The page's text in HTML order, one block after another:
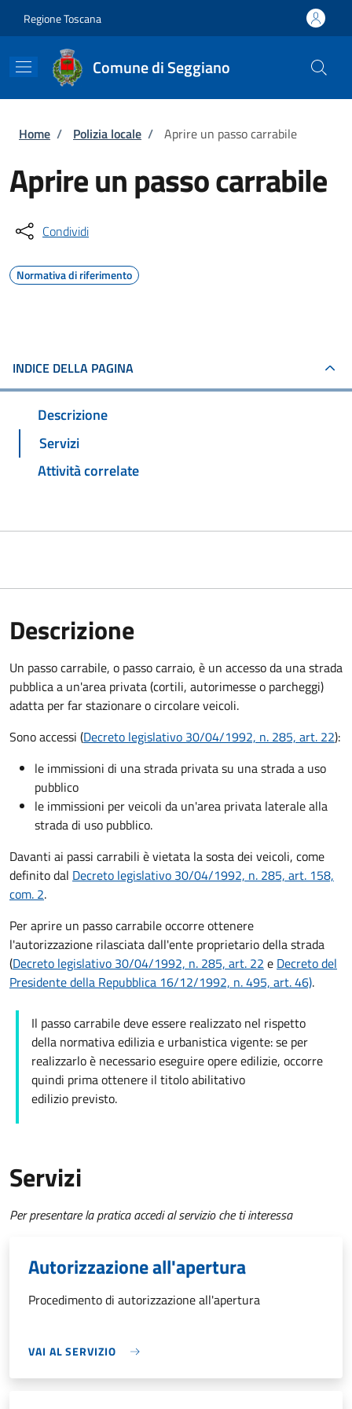
Regione Toscana
Comune di Seggiano
Briciole di pane
Home / Polizia locale / Aprire un passo carrabile
Aprire un passo carrabile
Condividi
Normativa di riferimento
INDICE DELLA PAGINA
Descrizione
Servizi
Attività correlate
Descrizione
Un passo carrabile, o passo carraio, è un accesso da una strada
pubblica a un'area privata (cortili, autorimesse o parcheggi)
adatta per far stazionare o circolare veicoli.
Sono accessi (Decreto legislativo 30/04/1992, n. 285, art. 22):
le immissioni di una strada privata su una strada a uso
pubblico
le immissioni per veicoli da un'area privata laterale alla
strada di uso pubblico.
Davanti ai passi carrabili è vietata la sosta dei veicoli, come
definito dal Decreto legislativo 30/04/1992, n. 285, art. 158,
com. 2.
Per aprire un passo carrabile occorre ottenere
l'autorizzazione rilasciata dall'ente proprietario della strada
(Decreto legislativo 30/04/1992, n. 285, art. 22 e Decreto del
Presidente della Repubblica 16/12/1992, n. 495, art. 46).
Il passo carrabile deve essere realizzato nel rispetto
della normativa edilizia e urbanistica vigente: se per
realizzarlo è necessario eseguire opere edilizie, occorre
quindi prima ottenere il titolo abilitativo
edilizio previsto.
Servizi
Per presentare la pratica accedi al servizio che ti interessa
Autorizzazione all'apertura
Procedimento di autorizzazione all'apertura
VAI AL SERVIZIO